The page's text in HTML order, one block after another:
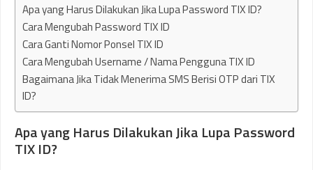
Apa yang Harus Dilakukan Jika Lupa Password TIX ID?
Cara Mengubah Password TIX ID
Cara Ganti Nomor Ponsel TIX ID
Cara Mengubah Username / Nama Pengguna TIX ID
Bagaimana Jika Tidak Menerima SMS Berisi OTP dari TIX
ID?
Apa yang Harus Dilakukan Jika Lupa Password
TIX ID?